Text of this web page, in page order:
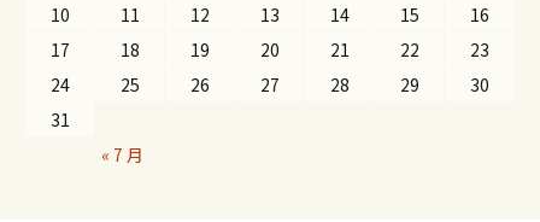
10
11 12 13 14 15
16
17
18 19 20 21 22
23
24
25 26 27 28 29
30
31
« 7 月